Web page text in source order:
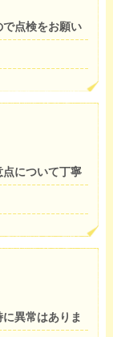
点検をお願い
について丁寧
異常はありま